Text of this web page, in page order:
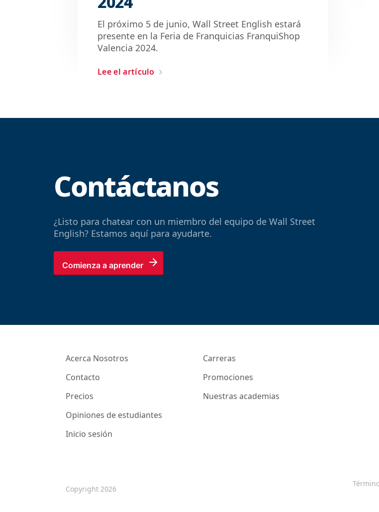
El próximo 5 de junio, Wall Street English estará
presente en la Feria de Franquicias FranquiShop
Valencia 2024.
Lee el artículo
Contáctanos
¿Listo para chatear con un miembro del equipo de Wall Street
English? Estamos aquí para ayudarte.
Comienza a aprender
Acerca Nosotros
Contacto
Precios
Opiniones de estudiantes
Inicio sesión
Carreras
Promociones
Nuestras academias
Copyright 2026